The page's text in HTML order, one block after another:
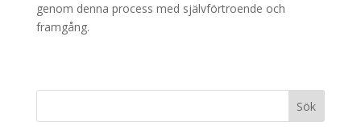
genom denna process med självförtroende och
framgång.
Sök